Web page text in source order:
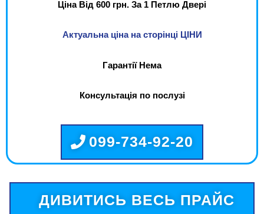
Ціна Від 600 грн. За 1 Петлю Двері
Актуальна ціна на сторінці ЦІНИ
Гарантії Нема
Консультація по послузі
099-734-92-20
ДИВИТИСЬ ВЕСЬ ПРАЙС